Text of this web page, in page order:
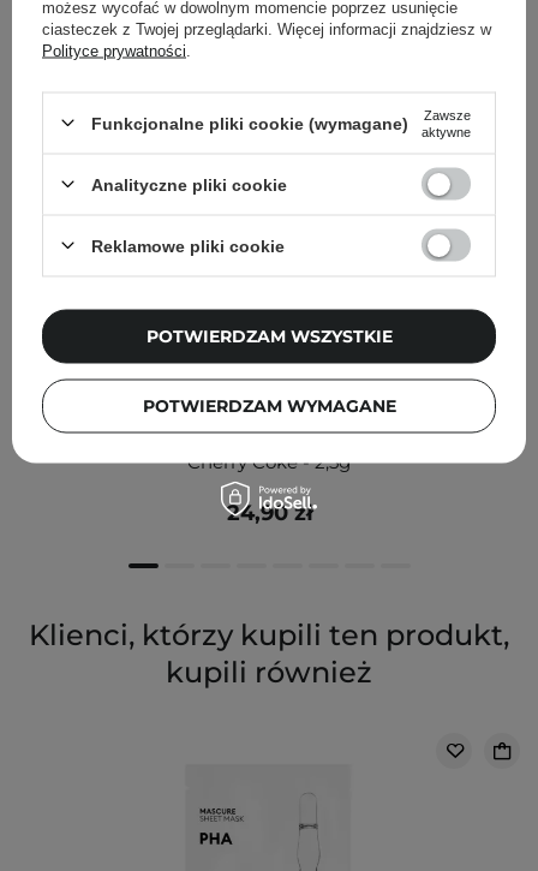
NOWOŚĆ
Poppy Head - Juicy Pen Drip Lip Oil - Olejek do Ust - 03
Cherry Coke - 2,5g
24,90 zł
Klienci, którzy kupili ten produkt,
kupili również
możesz wycofać w dowolnym momencie poprzez usunięcie
ciasteczek z Twojej przeglądarki. Więcej informacji znajdziesz w
Polityce prywatności
Funkcjonalne pliki cookie (wymagane)
Zawsze
aktywne
Analityczne pliki cookie
Reklamowe pliki cookie
POTWIERDZAM WYMAGANE
POTWIERDZAM WSZYSTKIE